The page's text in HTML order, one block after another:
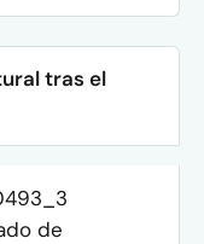
tras el
de